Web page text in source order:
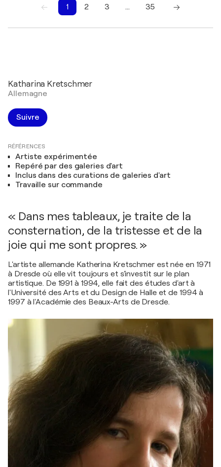
1 2 3 …
35
Katharina Kretschmer
Allemagne
Suivre
RÉFÉRENCES
Artiste expérimentée
Repéré par des galeries d'art
Inclus dans des curations de galeries d'art
Travaille sur commande
« Dans mes tableaux, je traite de la
consternation, de la tristesse et de la
joie qui me sont propres. »
L'artiste allemande Katherina Kretschmer est née en 1971
à Dresde où elle vit toujours et s'investit sur le plan
artistique. De 1991 à 1994, elle fait des études d'art à
l'Université des Arts et du Design de Halle et de 1994 à
1997 à l'Académie des Beaux-Arts de Dresde.